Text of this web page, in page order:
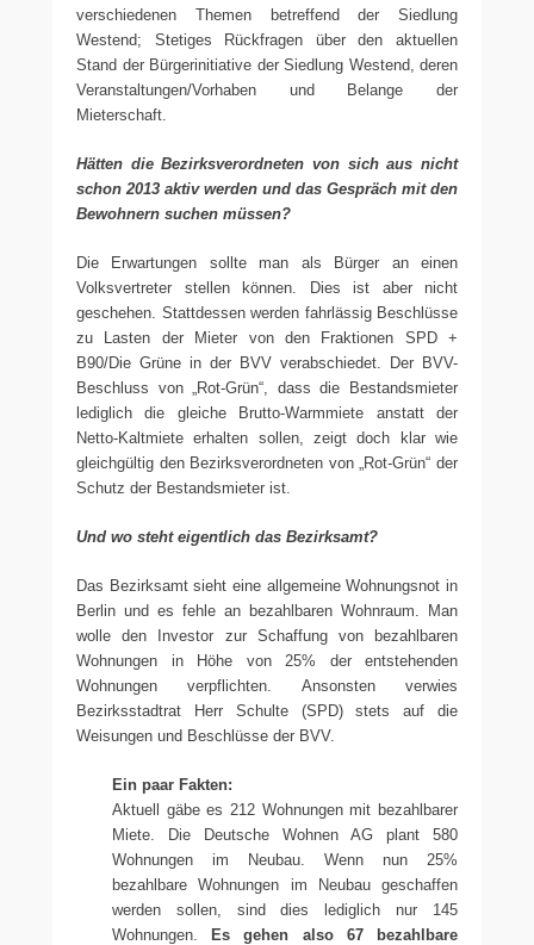
verschiedenen Themen betreffend der Siedlung
Westend; Stetiges Rückfragen über den aktuellen
Stand der Bürgerinitiative der Siedlung Westend, deren
Veranstaltungen/Vorhaben und Belange der
Mieterschaft.
Hätten die Bezirksverordneten von sich aus nicht
schon 2013 aktiv werden und das Gespräch mit den
Bewohnern suchen müssen?
Die Erwartungen sollte man als Bürger an einen
Volksvertreter stellen können. Dies ist aber nicht
geschehen. Stattdessen werden fahrlässig Beschlüsse
zu Lasten der Mieter von den Fraktionen SPD +
B90/Die Grüne in der BVV verabschiedet. Der BVV-
Beschluss von „Rot-Grün“, dass die Bestandsmieter
lediglich die gleiche Brutto-Warmmiete anstatt der
Netto-Kaltmiete erhalten sollen, zeigt doch klar wie
gleichgültig den Bezirksverordneten von „Rot-Grün“ der
Schutz der Bestandsmieter ist.
Und wo steht eigentlich das Bezirksamt?
Das Bezirksamt sieht eine allgemeine Wohnungsnot in
Berlin und es fehle an bezahlbaren Wohnraum. Man
wolle den Investor zur Schaffung von bezahlbaren
Wohnungen in Höhe von 25% der entstehenden
Wohnungen verpflichten. Ansonsten verwies
Bezirksstadtrat Herr Schulte (SPD) stets auf die
Weisungen und Beschlüsse der BVV.
Ein paar Fakten:
Aktuell gäbe es 212 Wohnungen mit bezahlbarer
Miete. Die Deutsche Wohnen AG plant 580
Wohnungen im Neubau. Wenn nun 25%
bezahlbare Wohnungen im Neubau geschaffen
werden sollen, sind dies lediglich nur 145
Wohnungen.
Es gehen also 67 bezahlbare